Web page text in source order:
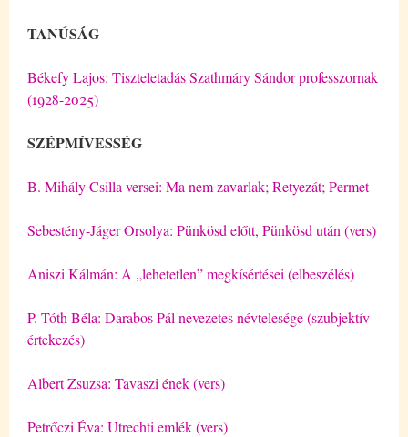
TANÚSÁG
Békefy Lajos: Tiszteletadás Szathmáry Sándor professzornak
(1928-2025)
SZÉPMÍVESSÉG
B. Mihály Csilla versei: Ma nem zavarlak; Retyezát; Permet
Sebestény-Jáger Orsolya: Pünkösd előtt, Pünkösd után (vers)
Aniszi Kálmán: A „lehetetlen” megkísértései (elbeszélés)
P. Tóth Béla: Darabos Pál nevezetes névtelesége (szubjektív
értekezés)
Albert Zsuzsa: Tavaszi ének (vers)
Petrőczi Éva: Utrechti emlék (vers)